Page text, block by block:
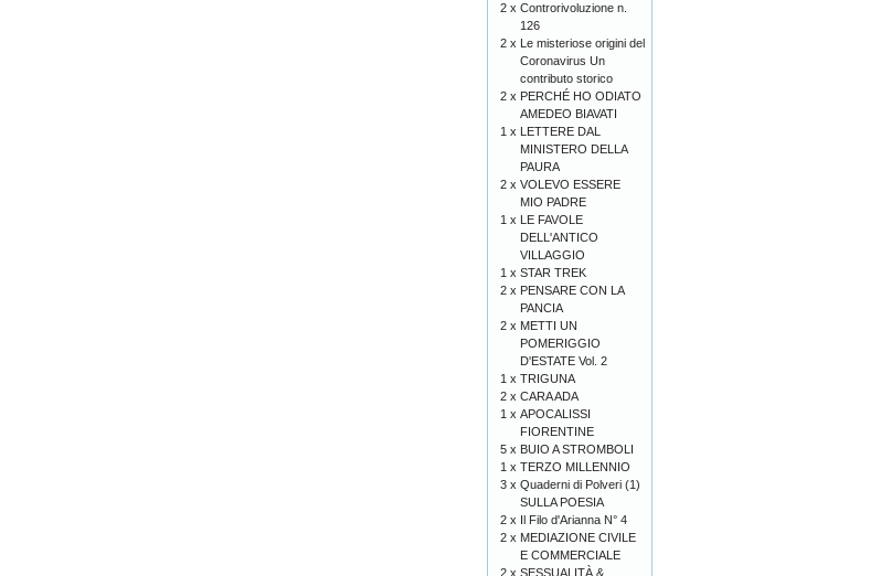
2 x Controrivoluzione n.
126
2 x Le misteriose origini del
Coronavirus Un
contributo storico
2 x PERCHÉ HO ODIATO
AMEDEO BIAVATI
1 x LETTERE DAL
MINISTERO DELLA
PAURA
2 x VOLEVO ESSERE
MIO PADRE
1 x LE FAVOLE
DELL'ANTICO
VILLAGGIO
1 x STAR TREK
2 x PENSARE CON LA
PANCIA
2 x METTI UN
POMERIGGIO
D'ESTATE Vol. 2
1 x TRIGUNA
2 x CARA ADA
1 x APOCALISSI
FIORENTINE
5 x BUIO A STROMBOLI
1 x TERZO MILLENNIO
3 x Quaderni di Polveri (1)
SULLA POESIA
2 x Il Filo d'Arianna N° 4
2 x MEDIAZIONE CIVILE
E COMMERCIALE
2 x SESSUALITÀ &